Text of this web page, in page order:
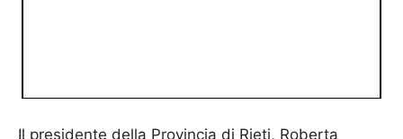
Il presidente della Provincia di Rieti, Roberta